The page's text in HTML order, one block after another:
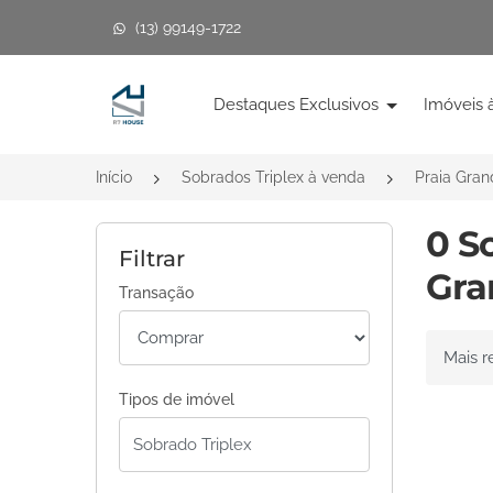
(13) 99149-1722
Página inicial
Destaques Exclusivos Imóveis
Início Sobrados Triplex à venda Praia
Filtrar
Transação
Tipos de imóvel
0